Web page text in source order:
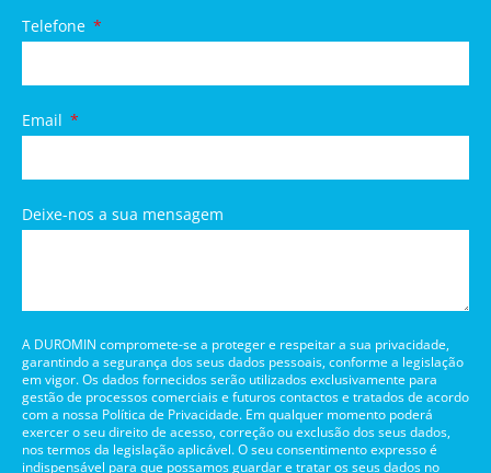
Telefone
Email
Deixe-nos a sua mensagem
A DUROMIN compromete-se a proteger e respeitar a sua privacidade,
garantindo a segurança dos seus dados pessoais, conforme a legislação
em vigor. Os dados fornecidos serão utilizados exclusivamente para
gestão de processos comerciais e futuros contactos e tratados de acordo
com a nossa Política de Privacidade. Em qualquer momento poderá
exercer o seu direito de acesso, correção ou exclusão dos seus dados,
nos termos da legislação aplicável. O seu consentimento expresso é
indispensável para que possamos guardar e tratar os seus dados no